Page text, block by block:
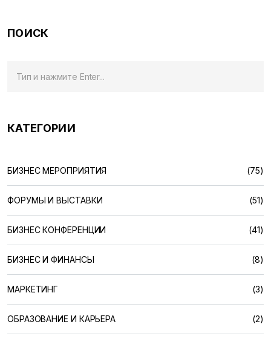
ПОИСК
КАТЕГОРИИ
БИЗНЕС МЕРОПРИЯТИЯ (75)
ФОРУМЫ И ВЫСТАВКИ (51)
БИЗНЕС КОНФЕРЕНЦИИ (41)
БИЗНЕС И ФИНАНСЫ (8)
МАРКЕТИНГ (3)
ОБРАЗОВАНИЕ И КАРЬЕРА (2)